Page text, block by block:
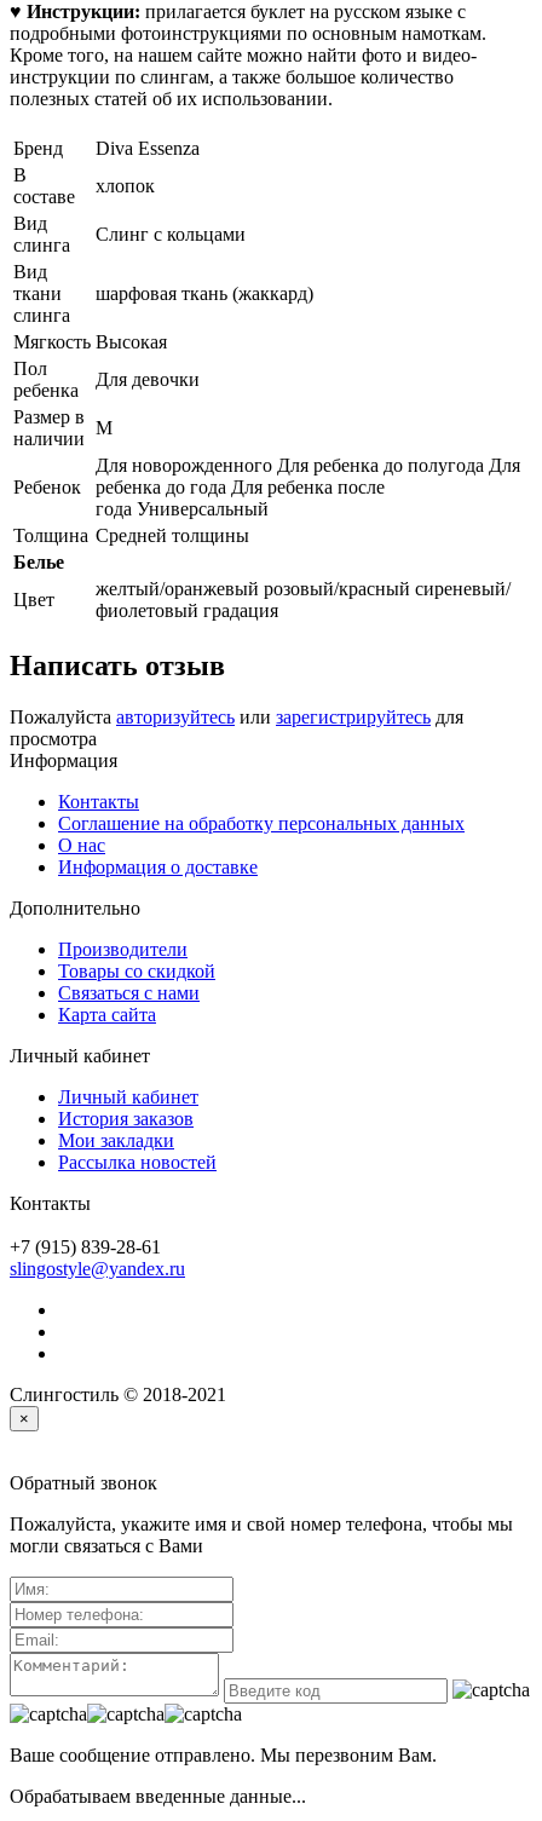
♥ Инструкции: прилагается буклет на русском языке с
подробными фотоинструкциями по основным намоткам.
Кроме того, на нашем сайте можно найти фото и видео-
инструкции по слингам, а также большое количество
полезных статей об их использовании.
Бренд
Diva Essenza
В
составе
хлопок
Вид
слинга
Слинг с кольцами
Вид
ткани
слинга
шарфовая ткань (жаккард)
Мягкость Высокая
Пол
ребенка
Для девочки
Размер в
наличии
M
Ребенок
Для новорожденного Для ребенка до полугода Для
ребенка до года Для ребенка после
года Универсальный
Толщина Средней толщины
Белье
Цвет
желтый/оранжевый розовый/красный сиреневый/
фиолетовый градация
Написать отзыв
Пожалуйста авторизуйтесь или зарегистрируйтесь для
просмотра
Информация
Контакты
Соглашение на обработку персональных данных
О нас
Информация о доставке
Дополнительно
Производители
Товары со скидкой
Связаться с нами
Карта сайта
Личный кабинет
Личный кабинет
История заказов
Мои закладки
Рассылка новостей
Контакты
+7 (915) 839-28-61
slingostyle@yandex.ru
Слингостиль © 2018-2021
×
Обратный звонок
Пожалуйста, укажите имя и свой номер телефона, чтобы мы
могли связаться с Вами
Ваше сообщение отправлено. Мы перезвоним Вам.
Обрабатываем введенные данные...